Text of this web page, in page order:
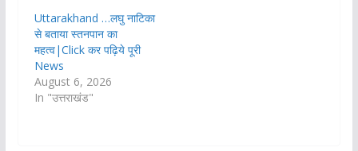
Uttarakhand …लघु नाटिका
से बताया स्तनपान का
महत्व|Click कर पढ़िये पूरी
News
August 6, 2026
In "उत्तराखंड"